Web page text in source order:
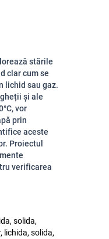
stările
clar cum se
lichid sau gaz.
și ale
vor
prin
aceste
Proiectul
verificarea
solida,
lichida, solida,